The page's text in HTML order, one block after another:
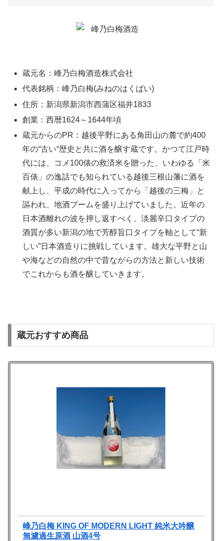
蔵元名：峰乃白梅酒造株式会社
代表銘柄：峰乃白梅(みねのはくばい)
住所：新潟県新潟市西蒲区福井1833
創業：西暦1624～1644年頃
蔵元からのPR：越後平野にある角田山の麓で約400
年の“古い“歴史と共に酒を醸す蔵です。かつて江戸時
代には、コメ100俵の救済米を贈った、いわゆる「米
百俵」の逸話でも知られている越後三根山藩に酒を
献上し、平成の時代に入ってから「越後の三梅」と
謳われ、地酒ブームを盛り上げていました。近年の
日本酒離れの波を押し返すべく、淡麗辛口タイプの
酒質が多い新潟の地で芳醇旨口タイプを軸として“新
しい”日本酒造りに挑戦しています。雄大な平野と山
や海などの自然の中で昔ながらの方法と新しい技術
でこれからも酒を醸していきます。
蔵元おすすめ商品
峰乃白梅 KING OF MODERN LIGHT 純米大吟醸
無濾過生原酒 山酒4号